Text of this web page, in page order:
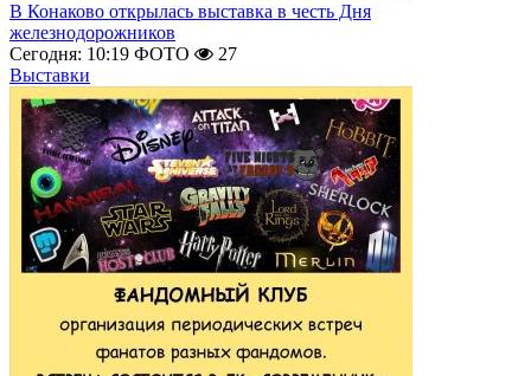
В Конаково открылась выставка в честь Дня
железнодорожников
Сегодня: 10:19 ФОТО
27
Выставки